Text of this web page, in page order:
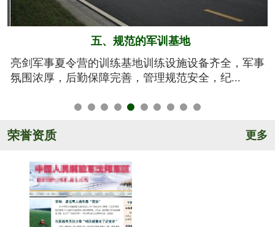
六、系统的安全保障
我们将安全视为生命，安全高于一切！从孩子训练期
间的衣、食、住、行全方位有效管控，由生活...
荣誉资质 更多